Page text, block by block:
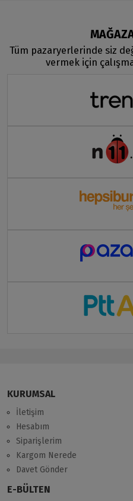
Tüm pazaryerlerinde siz
vermek için
KURUMSAL
İletişim
Hesabım
Siparişlerim
Kargom Nerede
Davet Gönder
E-BÜLTEN